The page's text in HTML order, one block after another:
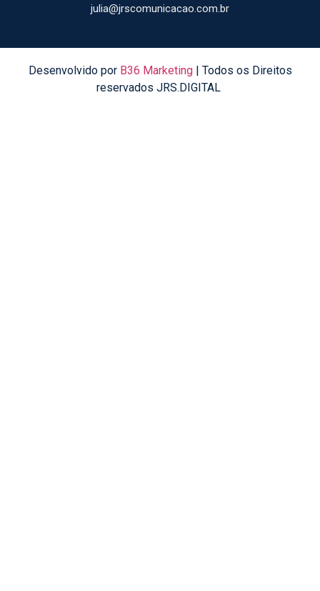
julia@jrscomunicacao.com.br
Desenvolvido por B36 Marketing| Todos os Direitos
reservados JRS.DIGITAL